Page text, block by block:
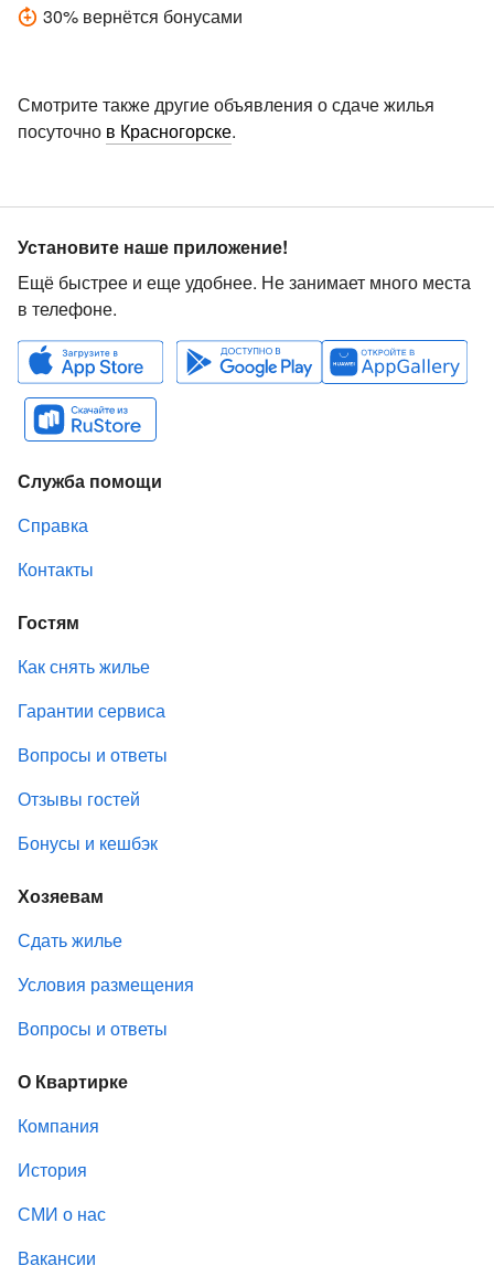
30% вернётся бонусами
Смотрите также другие объявления о сдаче жилья
посуточно в Красногорске.
Установите наше приложение!
Ещё быстрее и еще удобнее. Не занимает много места
в телефоне.
Служба помощи
Справка
Контакты
Гостям
Как снять жилье
Гарантии сервиса
Вопросы и ответы
Отзывы гостей
Бонусы и кешбэк
Хозяевам
Сдать жилье
Условия размещения
Вопросы и ответы
О Квартирке
Компания
История
СМИ о нас
Вакансии